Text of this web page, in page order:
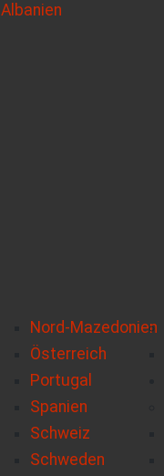
Albanien
Nord-Mazedonien
Österreich
Portugal
Spanien
Schweiz
Schweden